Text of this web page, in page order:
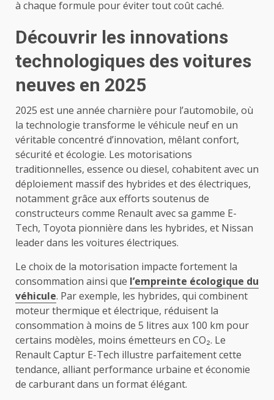
à chaque formule pour éviter tout coût caché.
Découvrir les innovations
technologiques des voitures
neuves en 2025
2025 est une année charnière pour l’automobile, où
la technologie transforme le véhicule neuf en un
véritable concentré d’innovation, mêlant confort,
sécurité et écologie. Les motorisations
traditionnelles, essence ou diesel, cohabitent avec un
déploiement massif des hybrides et des électriques,
notamment grâce aux efforts soutenus de
constructeurs comme Renault avec sa gamme E-
Tech, Toyota pionnière dans les hybrides, et Nissan
leader dans les voitures électriques.
Le choix de la motorisation impacte fortement la
consommation ainsi que l’empreinte écologique du
véhicule. Par exemple, les hybrides, qui combinent
moteur thermique et électrique, réduisent la
consommation à moins de 5 litres aux 100 km pour
certains modèles, moins émetteurs en CO₂. Le
Renault Captur E-Tech illustre parfaitement cette
tendance, alliant performance urbaine et économie
de carburant dans un format élégant.